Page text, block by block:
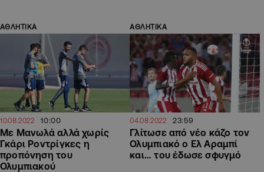
ΑΘΛΗΤΙΚΑ
10.08.2022 10:00
Με Μανωλά αλλά χωρίς
Γκάρι Ροντρίγκες η
προπόνηση του
Ολυμπιακού
ΑΘΛΗΤΙΚΑ
04.08.2022 23:59
Γλίτωσε από νέο κάζο τον
Ολυμπιακό ο Ελ Αραμπί
και… του έδωσε σφυγμό